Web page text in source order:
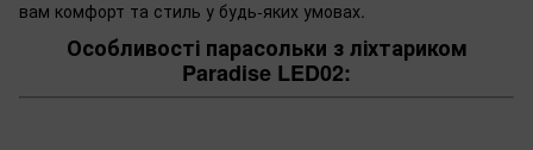
вам комфорт та стиль у будь-яких умовах.
Особливості парасольки з ліхтариком
Paradise LED02: